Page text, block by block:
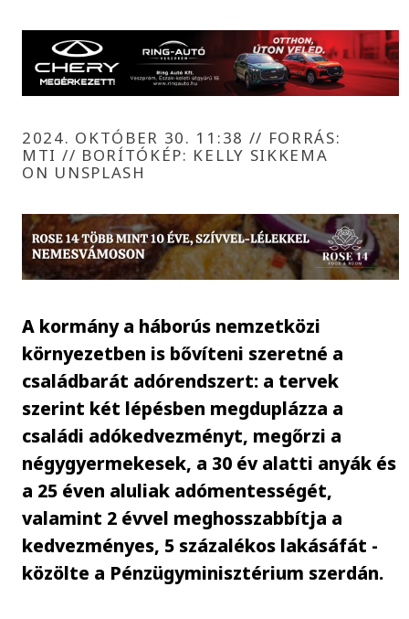
2024. OKTÓBER 30. 11:38 // FORRÁS:
MTI // BORÍTÓKÉP: KELLY SIKKEMA
ON UNSPLASH
A kormány a háborús nemzetközi
környezetben is bővíteni szeretné a
családbarát adórendszert: a tervek
szerint két lépésben megduplázza a
családi adókedvezményt, megőrzi a
négygyermekesek, a 30 év alatti anyák és
a 25 éven aluliak adómentességét,
valamint 2 évvel meghosszabbítja a
kedvezményes, 5 százalékos lakásáfát -
közölte a Pénzügyminisztérium szerdán.